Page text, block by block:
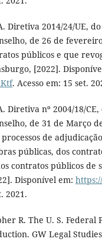
Diretiva 2014/24/UE,
de 26 de
públicos e que
[2022].
. Acesso em: 15 set.
Diretiva nº 2004/18/
de 31 de Março
de
públicas, dos
contratos públicos de
Disponível em:
2021.
R. The U. S. Federal
GW Legal